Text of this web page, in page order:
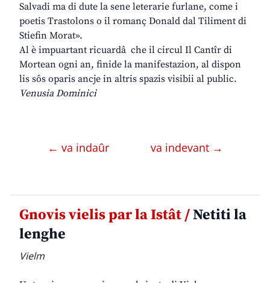
Salvadi ma di dute la sene leterarie furlane, come i
poetis Trastolons o il romanç Donald dal Tiliment di
Stiefin Morat».
Al è impuartant ricuardâ che il circul Il Cantîr di
Mortean ogni an, finide la manifestazion, al dispon
lis sôs oparis ancje in altris spazis visibii al public.
Venusia Dominici
← va indaûr va indevant →
Gnovis vielis par la Istât /Netiti la
lenghe
Vielm